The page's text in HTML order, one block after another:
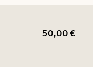
50,00 €